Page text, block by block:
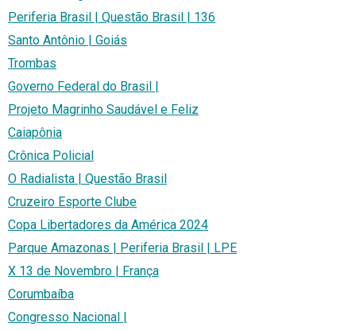
Periferia Brasil | Questão Brasil | 136
Santo Antônio | Goiás
Trombas
Governo Federal do Brasil |
Projeto Magrinho Saudável e Feliz
Caiapônia
Crônica Policial
O Radialista | Questão Brasil
Cruzeiro Esporte Clube
Copa Libertadores da América 2024
Parque Amazonas | Periferia Brasil | LPE
X 13 de Novembro | França
Corumbaíba
Congresso Nacional |